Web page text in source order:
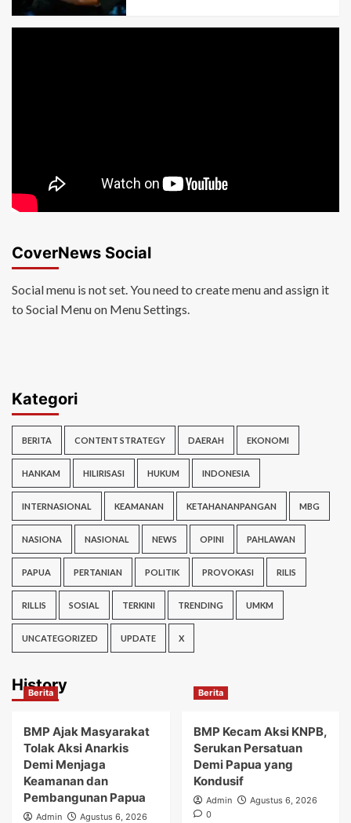
CoverNews Social
Social menu is not set. You need to create menu and assign it
to Social Menu on Menu Settings.
Kategori
BERITA CONTENT STRATEGY DAERAH EKONOMI
HANKAM HILIRISASI HUKUM INDONESIA
INTERNASIONAL KEAMANAN KETAHANANPANGAN MBG
NASIONA NASIONAL NEWS OPINI PAHLAWAN
PAPUA PERTANIAN POLITIK PROVOKASI RILIS
RILLIS SOSIAL TERKINI TRENDING UMKM
UNCATEGORIZED UPDATE X
History
Berita
BMP Ajak Masyarakat
Tolak Aksi Anarkis
Demi Menjaga
Keamanan dan
Pembangunan Papua
Admin
Agustus 6, 2026
Berita
BMP Kecam Aksi KNPB,
Serukan Persatuan
Demi Papua yang
Kondusif
Admin
Agustus 6, 2026
0